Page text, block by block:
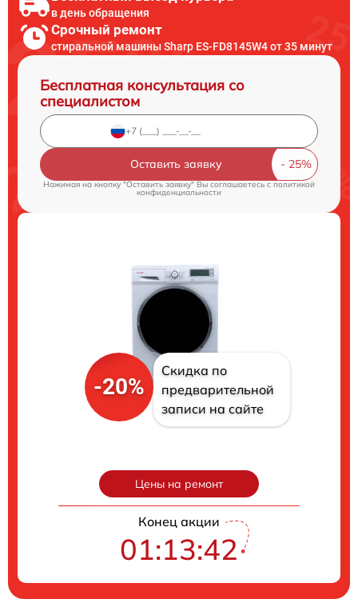
в день обращения
Срочный ремонт
стиральной машины Sharp ES-FD8145W4 от 35 минут
Бесплатная консультация со
специалистом
Оставить заявку
Нажимая на кнопку "Оставить заявку" Вы соглашаетесь cполитикой
конфиденциальности
-20%
Скидка по
предварительной
записи на сайте
Цены на ремонт
Конец акции
01:13:41